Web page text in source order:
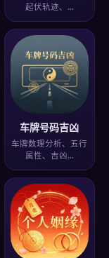
起伏轨迹、…
车牌号码吉凶
车牌数理分析、五行
属性、吉凶…